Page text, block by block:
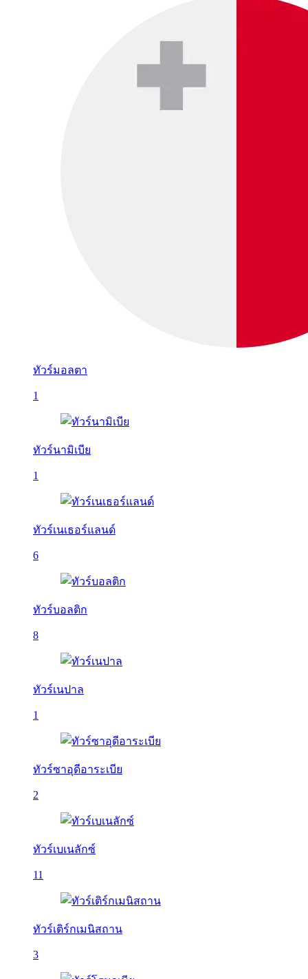
ทัวร์มอลตา
1
ทัวร์นามิเบีย
1
ทัวร์เนเธอร์แลนด์
6
ทัวร์บอลติก
8
ทัวร์เนปาล
1
ทัวร์ซาอุดีอาระเบีย
2
ทัวร์เบเนลักซ์
11
ทัวร์เติร์กเมนิสถาน
3